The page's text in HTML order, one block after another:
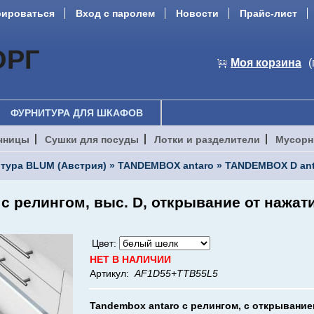
Вход с паролем Новости Прайс-лист
Моя корзина
ФУРНИТУРА ДЛЯ ШКАФОВ
Сушки для посуды Лотки и разделители
BLUM (Австрия) » TANDEMBOX antaro » TANDEMBOX D
релингом, выс. D, открывание от
Цвет:
НЕТ В НАЛИЧИИ
Артикул: AF1D55+TTB55L5
Tandembox antaro с релингом, c